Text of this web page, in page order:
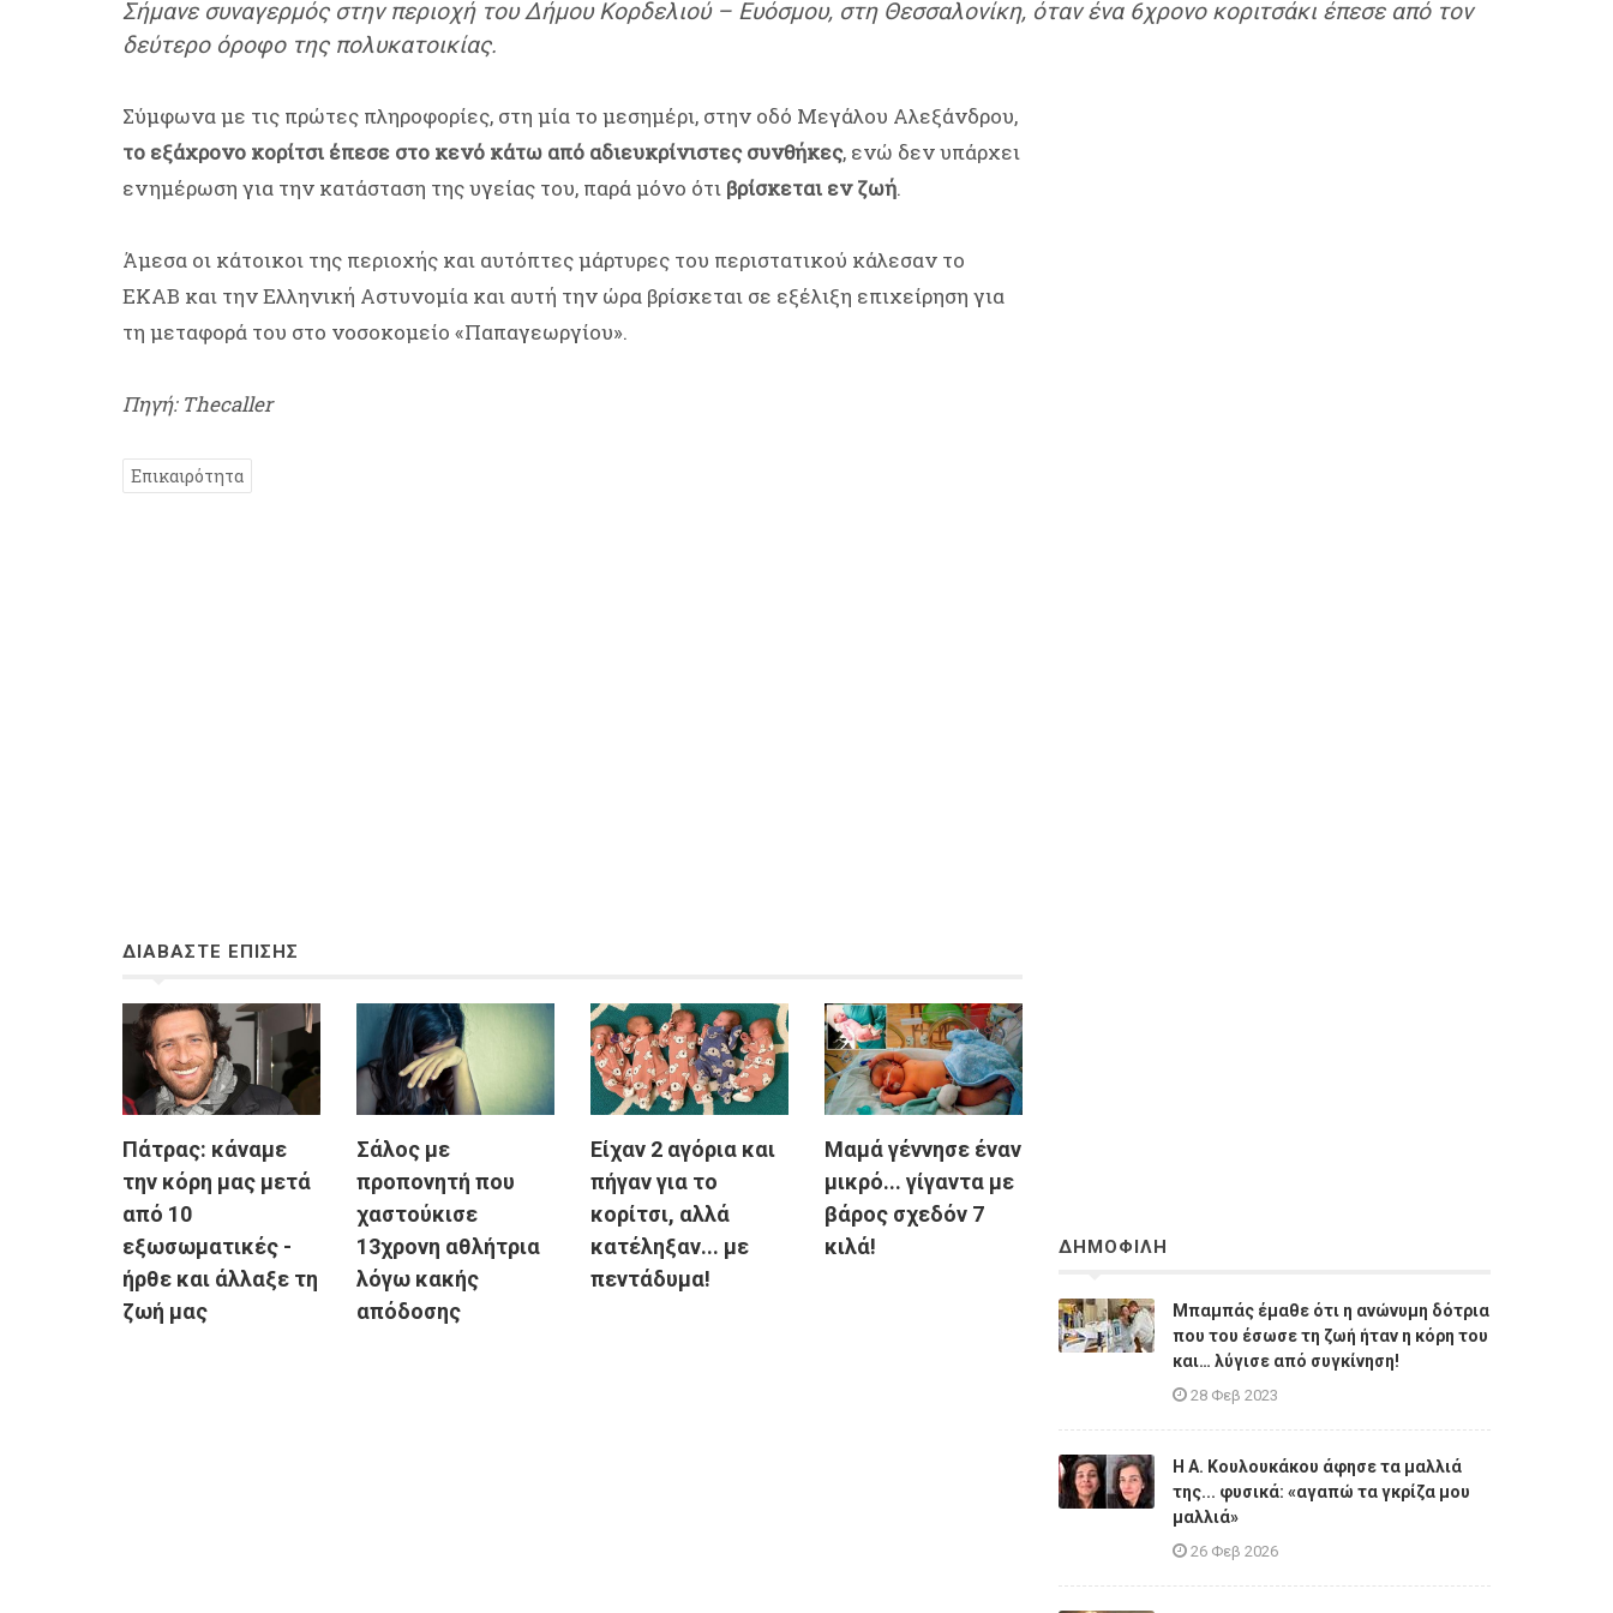
Σήμανε συναγερμός στην περιοχή του Δήμου Κορδελιού – Ευόσμου, στη Θεσσαλονίκη, όταν ένα 6χρονο κοριτσάκι έπεσε από τον
δεύτερο όροφο της πολυκατοικίας.
Σύμφωνα με τις πρώτες πληροφορίες, στη μία το μεσημέρι, στην οδό Μεγάλου Αλεξάνδρου,
το εξάχρονο κορίτσι έπεσε στο κενό κάτω από αδιευκρίνιστες συνθήκες, ενώ δεν υπάρχει
ενημέρωση για την κατάσταση της υγείας του, παρά μόνο ότι βρίσκεται εν ζωή.
Άμεσα οι κάτοικοι της περιοχής και αυτόπτες μάρτυρες του περιστατικού κάλεσαν το
ΕΚΑΒ και την Ελληνική Αστυνομία και αυτή την ώρα βρίσκεται σε εξέλιξη επιχείρηση για
τη μεταφορά του στο νοσοκομείο «Παπαγεωργίου».
Πηγή: Thecaller
Επικαιρότητα
ΔΙΑΒΑΣΤΕ ΕΠΙΣΗΣ
Πάτρας: κάναμε
την κόρη μας μετά
από 10
εξωσωματικές -
ήρθε και άλλαξε τη
ζωή μας
Σάλος με
προπονητή που
χαστούκισε
13χρονη αθλήτρια
λόγω κακής
απόδοσης
Είχαν 2 αγόρια και
πήγαν για το
κορίτσι, αλλά
κατέληξαν... με
πεντάδυμα!
Μαμά γέννησε έναν
μικρό... γίγαντα με
βάρος σχεδόν 7
κιλά!
ΔΗΜΟΦΙΛΗ
Μπαμπάς έμαθε ότι η ανώνυμη δότρια
που του έσωσε τη ζωή ήταν η κόρη του
και… λύγισε από συγκίνηση!
28 Φεβ 2023
Η A. Κουλουκάκου άφησε τα μαλλιά
της... φυσικά: «αγαπώ τα γκρίζα μου
μαλλιά»
26 Φεβ 2026